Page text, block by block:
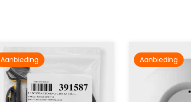
Aanbieding Aanbieding